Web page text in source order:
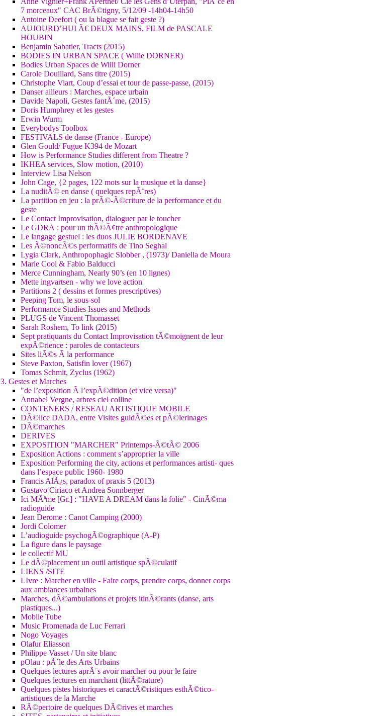
7 morceaux" CAC BrÃ©tigny, 5/12/09 -14h04-14h50
Antoine Deefort ( ou la blague se fait geste ?)
AUJOURD’HUI Ã€ DEUX MAINS, FILM de PASCALE
HOUBIN
Benjamin Sabatier, Tracts (2015)
BODIES IN URBAN SPACE ( Willie DORNER)
Bodies Urban Spaces de Willi Dorner
Carole Douillard, Sans titre (2015)
Christophe Viart, Coup d’essai et tour de passe-passe, (2015)
Danser ailleurs : Marches, espace urbain
Davide Napoli, Gestes fantÃ´me, (2015)
Doris Humphrey et les gestes
Erwin Wurm
Everybodys Toolbox
FESTIVALS de danse (France - Europe)
Glen Gould/ Fugue K394 de Mozart
How is Performance Studies different from Theatre ?
IKHEA services, Slow motion, (2010)
Interview Lisa Nelson
John Cage, {2 pages, 122 mots sur la musique et la danse}
La nuditÃ© en danse ( quelques repÃ¨res)
La partition en jeu : la prÃ©-Ã©criture de la performance et du
geste
Le Contact Improvisation, dialoguer par le toucher
Le GDRA : pour un thÃ©Ã¢tre anthropologique
Le langage gestuel : les duos JULIE BORDENAVE
Les Ã©noncÃ©s performatifs de Tino Seghal
Lygia Clark, Anthropophagic Slobber , (1973)/ Daniella de Moura
Marie Cool & Fabio Balducci
Merce Cunningham, Nearly 90’s (en 10 lignes)
Mette ingvartsen - why we love action
Partitions 2 ( dessins et formes prescriptives)
Peeping Tom, le sous-sol
Performance Studies Issues and Methods
PLUGS de Vincent Thomasset
Sarah Roshem, To link (2015)
Sept pratiquants du Contact Improvisation tÃ©moignent de leur
expÃ©rience : paroles de contacteurs
Sites liÃ©s Ã la performance
Steve Paxton, Satisfin lover (1967)
Tomas Schmit, Zyclus (1962)
3. Gestes et Marches
"de l’exposition Ã l’expÃ©dition (et vice versa)"
Annabel Vergne, arbres ciel colline
CONTENERS / RESEAU ARTISTIQUE MOBILE
DÃ©lice DADA, entre Visites guidÃ©es et pÃ©lerinages
DÃ©marches
DERIVES
EXPOSITION "MARCHER" Printemps-Ã©tÃ© 2006
Exposition Actions : comment s’approprier la ville
Exposition Performing the city, actions et performances artisti- ques
dans l’espace public 1960- 1980
Francis AlÃ¿s, paradox of praxis 5 (2013)
Gustavo Ciriaco et Andrea Sonnberger
Ici MÃªme [Gr.] : "HAVE A DREAM dans la folie" - CinÃ©ma
radioguide
Jean Derome : Canot Camping (2000)
Jordi Colomer
L’audioguide psychogÃ©ographique (A-P)
La figure dans le paysage
le collectif MU
Le dÃ©placement un outil artistique spÃ©culatif
LIENS /SITE
LIvre : Marcher en ville - Faire corps, prendre corps, donner corps
aux ambiances urbaines
Marches, dÃ©ambulations et projets itinÃ©rants (danse, arts
plastiques...)
Mobile Tube
Music Promenada de Luc Ferrari
Nogo Voyages
Olafur Eliasson
Philippe Vasset / Un site blanc
pOlau : pÃ´le des Arts Urbains
Quelques lectures aprÃ¨s avoir marcher ou pour le faire
Quelques lectures en marchant (littÃ©rature)
Quelques pistes historiques et caractÃ©ristiques esthÃ©tico-
artistiques de la Marche
RÃ©pertoire de quelques DÃ©rives et marches